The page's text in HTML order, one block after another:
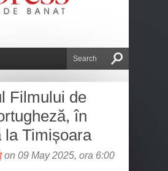
Filmului de
în
la Timișoara
on 09 May 2025, ora 6:00